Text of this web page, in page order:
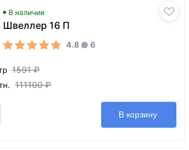
В наличии
Швеллер 16 П
4.8 6
1591 ₽
111100 ₽
В корзину